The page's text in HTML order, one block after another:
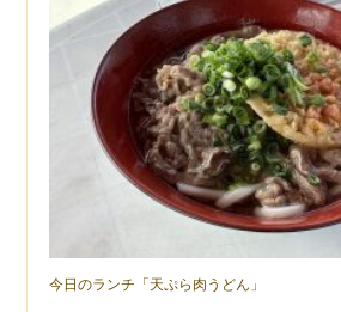
今日のランチ「天ぷら肉うどん」